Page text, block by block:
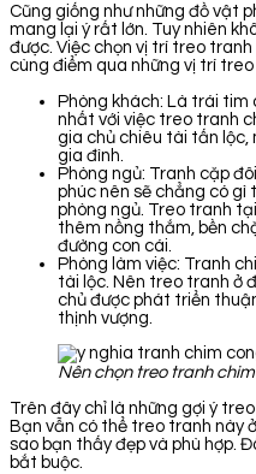
Cũng giống như những đồ vật
mang lại ý rất lớn. Tuy nhiên
được. Việc chọn vị trí treo
cùng điểm qua những vị trí
Phòng khách: Là trái tim
nhất với việc treo tranh
gia chủ chiêu tài tấn lộc,
gia đình.
Phòng ngủ: Tranh cặp
phúc nên sẽ chẳng có gì
phòng ngủ. Treo tranh
thêm nồng thắm, bền
đường con cái.
Phòng làm việc: Tranh
tài lộc. Nên treo tranh ở
chủ được phát triển
thịnh vượng.
Nên chọn treo tranh
Trên đây chỉ là những gợi ý
Bạn vẫn có thể treo tranh này
sao bạn thấy đẹp và phù hợp.
bắt buộc.